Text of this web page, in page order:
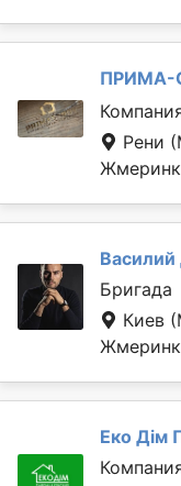
ПРИМА-
Рени
Бригада
Киев
Еко Дім